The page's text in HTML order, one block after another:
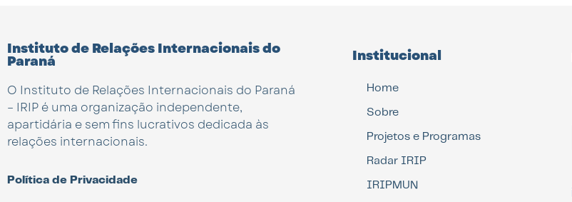
Instituto de Relações Internacionais do
Paraná
O Instituto de Relações Internacionais do Paraná
– IRIP é uma organização independente,
apartidária e sem fins lucrativos dedicada às
relações internacionais.
Política de Privacidade
Institucional
Home
Sobre
Projetos e Programas
Radar IRIP
IRIPMUN